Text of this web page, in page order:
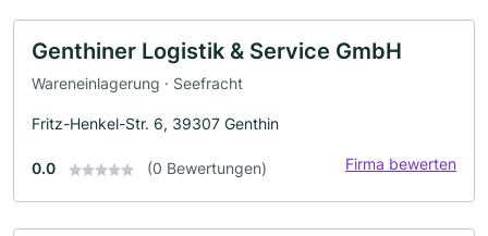
Genthiner Logistik & Service GmbH
Wareneinlagerung · Seefracht
Fritz-Henkel-Str. 6, 39307 Genthin
0.0 (0 Bewertungen) Firma bewerten